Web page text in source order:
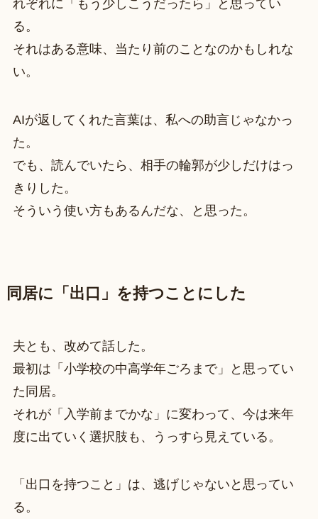
れぞれに「もう少しこうだったら」と思ってい
る。
それはある意味、当たり前のことなのかもしれな
い。
AIが返してくれた言葉は、私への助言じゃなかっ
た。
でも、読んでいたら、相手の輪郭が少しだけはっ
きりした。
そういう使い方もあるんだな、と思った。
同居に「出口」を持つことにした
夫とも、改めて話した。
最初は「小学校の中高学年ごろまで」と思ってい
た同居。
それが「入学前までかな」に変わって、今は来年
度に出ていく選択肢も、うっすら見えている。
「出口を持つこと」は、逃げじゃないと思ってい
る。